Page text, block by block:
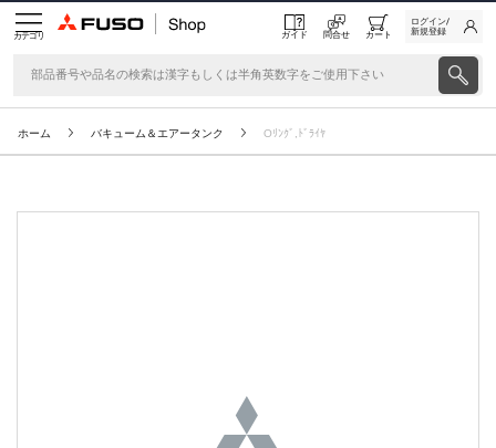
カテゴリ ガイド 問合せ カート
ログイン/
新規登録
ホーム バキューム＆エアータンク Oﾘﾝｸﾞ,ﾄﾞﾗｲﾔ